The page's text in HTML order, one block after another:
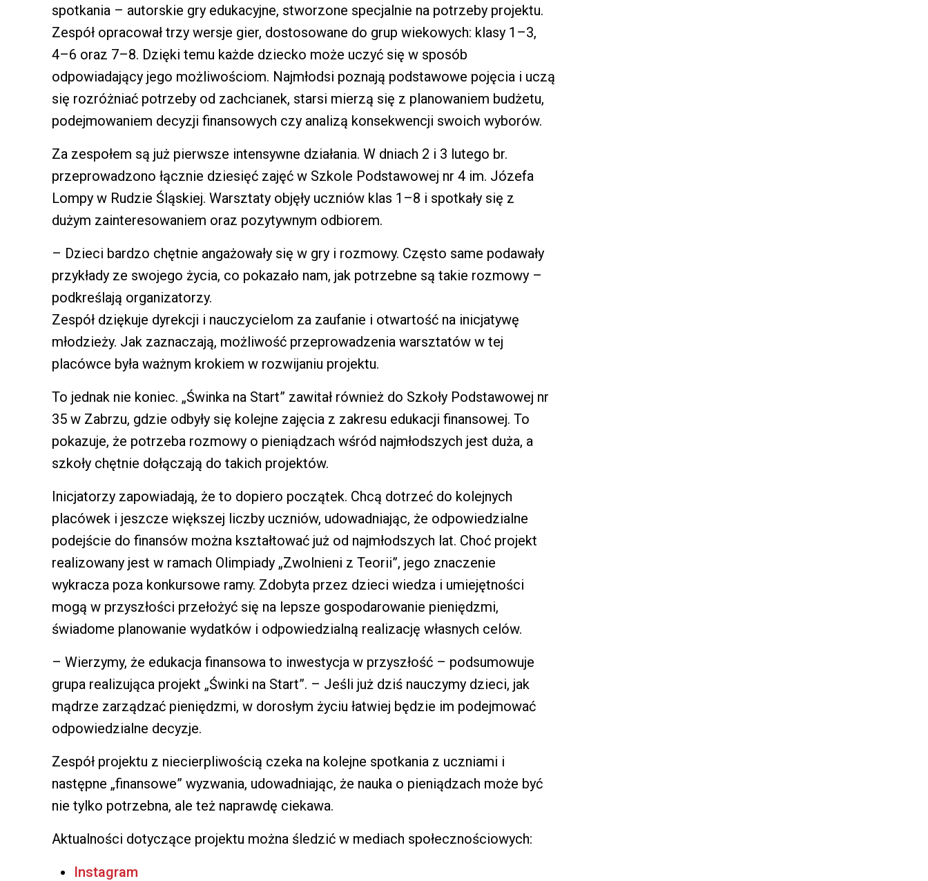
spotkania – autorskie gry edukacyjne, stworzone specjalnie na potrzeby projektu.
Zespół opracował trzy wersje gier, dostosowane do grup wiekowych: klasy 1–3,
4–6 oraz 7–8. Dzięki temu każde dziecko może uczyć się w sposób
odpowiadający jego możliwościom. Najmłodsi poznają podstawowe pojęcia i uczą
się rozróżniać potrzeby od zachcianek, starsi mierzą się z planowaniem budżetu,
podejmowaniem decyzji finansowych czy analizą konsekwencji swoich wyborów.
Za zespołem są już pierwsze intensywne działania. W dniach 2 i 3 lutego br.
przeprowadzono łącznie dziesięć zajęć w Szkole Podstawowej nr 4 im. Józefa
Lompy w Rudzie Śląskiej. Warsztaty objęły uczniów klas 1–8 i spotkały się z
dużym zainteresowaniem oraz pozytywnym odbiorem.
– Dzieci bardzo chętnie angażowały się w gry i rozmowy. Często same podawały
przykłady ze swojego życia, co pokazało nam, jak potrzebne są takie rozmowy –
podkreślają organizatorzy.
Zespół dziękuje dyrekcji i nauczycielom za zaufanie i otwartość na inicjatywę
młodzieży. Jak zaznaczają, możliwość przeprowadzenia warsztatów w tej
placówce była ważnym krokiem w rozwijaniu projektu.
To jednak nie koniec. „Świnka na Start” zawitał również do Szkoły Podstawowej nr
35 w Zabrzu, gdzie odbyły się kolejne zajęcia z zakresu edukacji finansowej. To
pokazuje, że potrzeba rozmowy o pieniądzach wśród najmłodszych jest duża, a
szkoły chętnie dołączają do takich projektów.
Inicjatorzy zapowiadają, że to dopiero początek. Chcą dotrzeć do kolejnych
placówek i jeszcze większej liczby uczniów, udowadniając, że odpowiedzialne
podejście do finansów można kształtować już od najmłodszych lat. Choć projekt
realizowany jest w ramach Olimpiady „Zwolnieni z Teorii”, jego znaczenie
wykracza poza konkursowe ramy. Zdobyta przez dzieci wiedza i umiejętności
mogą w przyszłości przełożyć się na lepsze gospodarowanie pieniędzmi,
świadome planowanie wydatków i odpowiedzialną realizację własnych celów.
– Wierzymy, że edukacja finansowa to inwestycja w przyszłość – podsumowuje
grupa realizująca projekt „Świnki na Start”. – Jeśli już dziś nauczymy dzieci, jak
mądrze zarządzać pieniędzmi, w dorosłym życiu łatwiej będzie im podejmować
odpowiedzialne decyzje.
Zespół projektu z niecierpliwością czeka na kolejne spotkania z uczniami i
następne „finansowe” wyzwania, udowadniając, że nauka o pieniądzach może być
nie tylko potrzebna, ale też naprawdę ciekawa.
Aktualności dotyczące projektu można śledzić w mediach społecznościowych:
Instagram